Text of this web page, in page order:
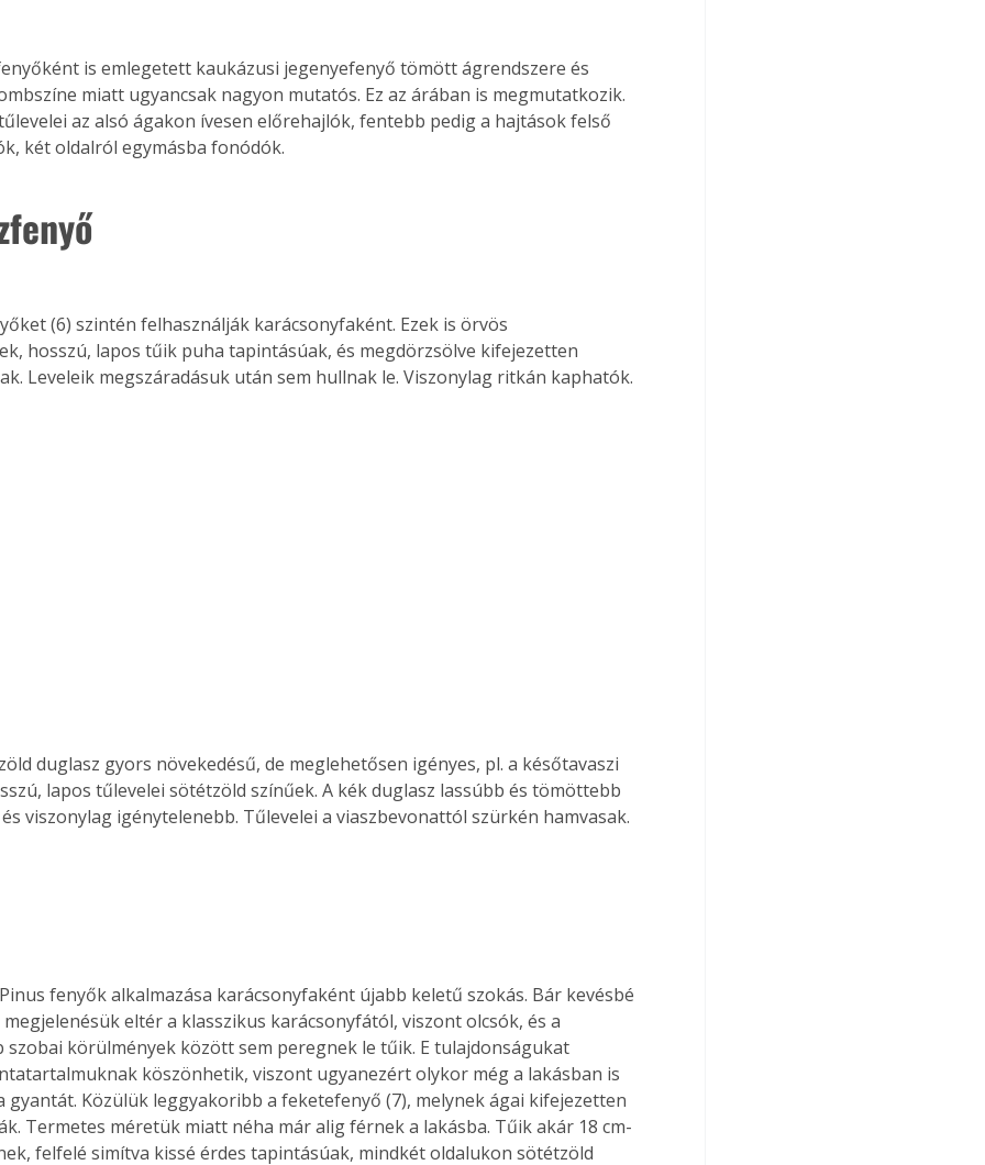
Gyógyító növények: a
természet kincsei az
miatt ugyancsak nagyon mutatós. Ez az árában is megmutatkozik.
az alsó ágakon ívesen előrehajlók, fentebb pedig a hajtások felső
két oldalról egymásba fonódók.
(6) szintén felhasználják karácsonyfaként. Ezek is örvös
hosszú, lapos tűik puha tapintásúak, és megdörzsölve kifejezetten
Leveleik megszáradásuk után sem hullnak le. Viszonylag ritkán kaphatók.
lapos tűlevelei sötétzöld színűek. A kék duglasz lassúbb és tömöttebb
viszonylag igénytelenebb. Tűlevelei a viaszbevonattól szürkén hamvasak.
fenyők alkalmazása karácsonyfaként újabb keletű szokás. Bár kevésbé
eltér a klasszikus karácsonyfától, viszont olcsók, és a
szobai körülmények között sem peregnek le tűik. E tulajdonságukat
köszönhetik, viszont ugyanezért olykor még a lakásban is
gyantát. Közülük leggyakoribb a feketefenyő (7), melynek ágai kifejezetten
Termetes méretük miatt néha már alig férnek a lakásba. Tűik akár 18 cm-
felfelé simítva kissé érdes tapintásúak, mindkét oldalukon sötétzöld